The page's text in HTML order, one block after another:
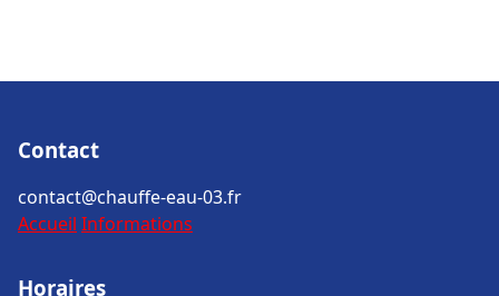
Contact
contact@chauffe-eau-03.fr
Accueil Informations
Horaires